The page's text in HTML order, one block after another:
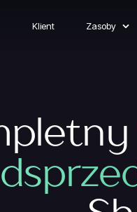
Klient Zasoby